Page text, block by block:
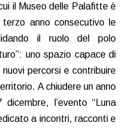
il Museo delle Palafitte è
anno consecutivo le
il ruolo del polo
uno spazio capace di
percorsi e contribuire
A chiudere un anno
l’evento “Luna
a incontri, racconti e